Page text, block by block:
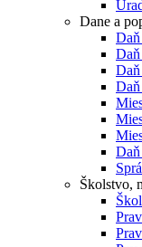
Dane a
Daň
Daň
Daň
Školstvo,